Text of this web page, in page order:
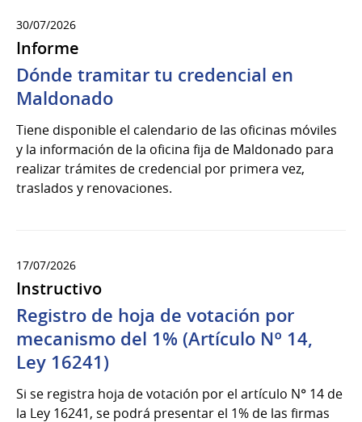
30/07/2026
Informe
Dónde tramitar tu credencial en
Maldonado
Tiene disponible el calendario de las oficinas móviles
y la información de la oficina fija de Maldonado para
realizar trámites de credencial por primera vez,
traslados y renovaciones.
17/07/2026
Instructivo
Registro de hoja de votación por
mecanismo del 1% (Artículo Nº 14,
Ley 16241)
Si se registra hoja de votación por el artículo N° 14 de
la Ley 16241, se podrá presentar el 1% de las firmas